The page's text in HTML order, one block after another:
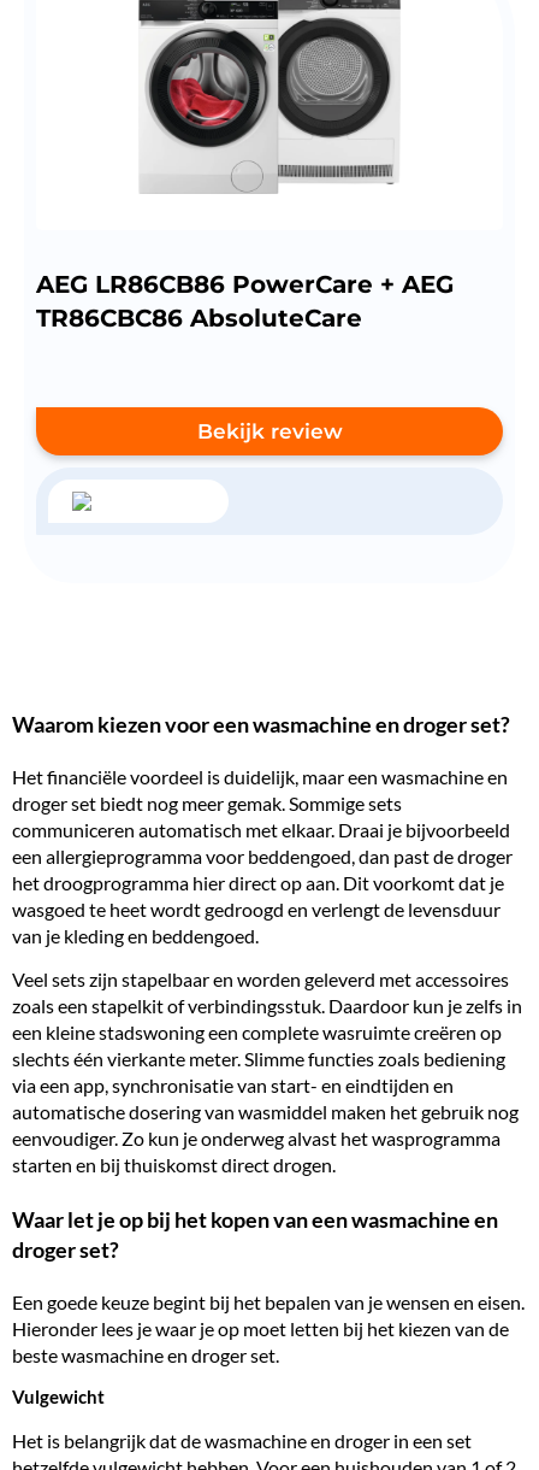
AEG LR86CB86 PowerCare + AEG
TR86CBC86 AbsoluteCare
Bekijk review
Waarom kiezen voor een wasmachine en droger set?
Het financiële voordeel is duidelijk, maar een wasmachine en
droger set biedt nog meer gemak. Sommige sets
communiceren automatisch met elkaar. Draai je bijvoorbeeld
een allergieprogramma voor beddengoed, dan past de droger
het droogprogramma hier direct op aan. Dit voorkomt dat je
wasgoed te heet wordt gedroogd en verlengt de levensduur
van je kleding en beddengoed.
Veel sets zijn stapelbaar en worden geleverd met accessoires
zoals een stapelkit of verbindingsstuk. Daardoor kun je zelfs in
een kleine stadswoning een complete wasruimte creëren op
slechts één vierkante meter. Slimme functies zoals bediening
via een app, synchronisatie van start- en eindtijden en
automatische dosering van wasmiddel maken het gebruik nog
eenvoudiger. Zo kun je onderweg alvast het wasprogramma
starten en bij thuiskomst direct drogen.
Waar let je op bij het kopen van een wasmachine en
droger set?
Een goede keuze begint bij het bepalen van je wensen en eisen.
Hieronder lees je waar je op moet letten bij het kiezen van de
beste wasmachine en droger set.
Vulgewicht
Het is belangrijk dat de wasmachine en droger in een set